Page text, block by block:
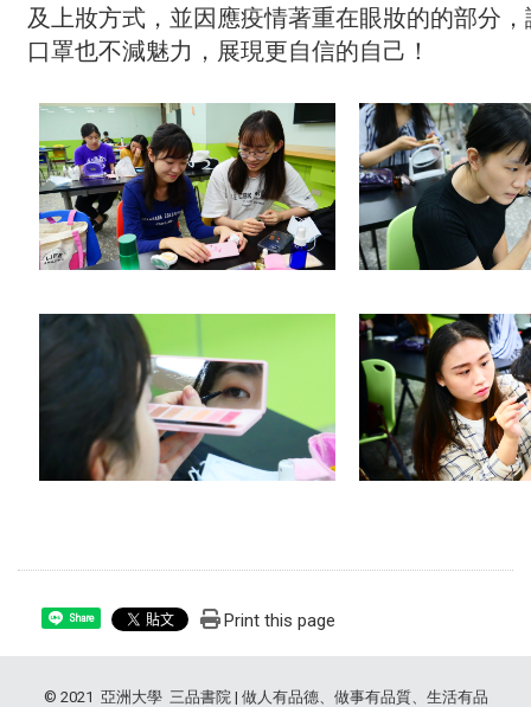
及上妝方式，並因應疫情著重在眼妝的的部分
口罩也不減魅力，展現更自信的自己！
Share Print this page
© 2021 亞洲大學 三品書院 | 做人有品德、做事有品質、生活有品